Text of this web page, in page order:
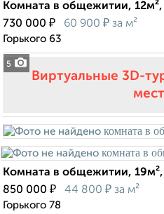
5
Комната в общежитии,
730 000 ₽ 60 900 ₽ за м²
Горького 63
Виртуальные 3D-
Комната в общежитии,
850 000 ₽ 44 800 ₽ за м²
Горького 78